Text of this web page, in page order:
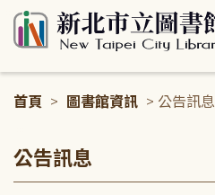
首頁 > 圖書館資訊 > 公告訊息
公告訊息